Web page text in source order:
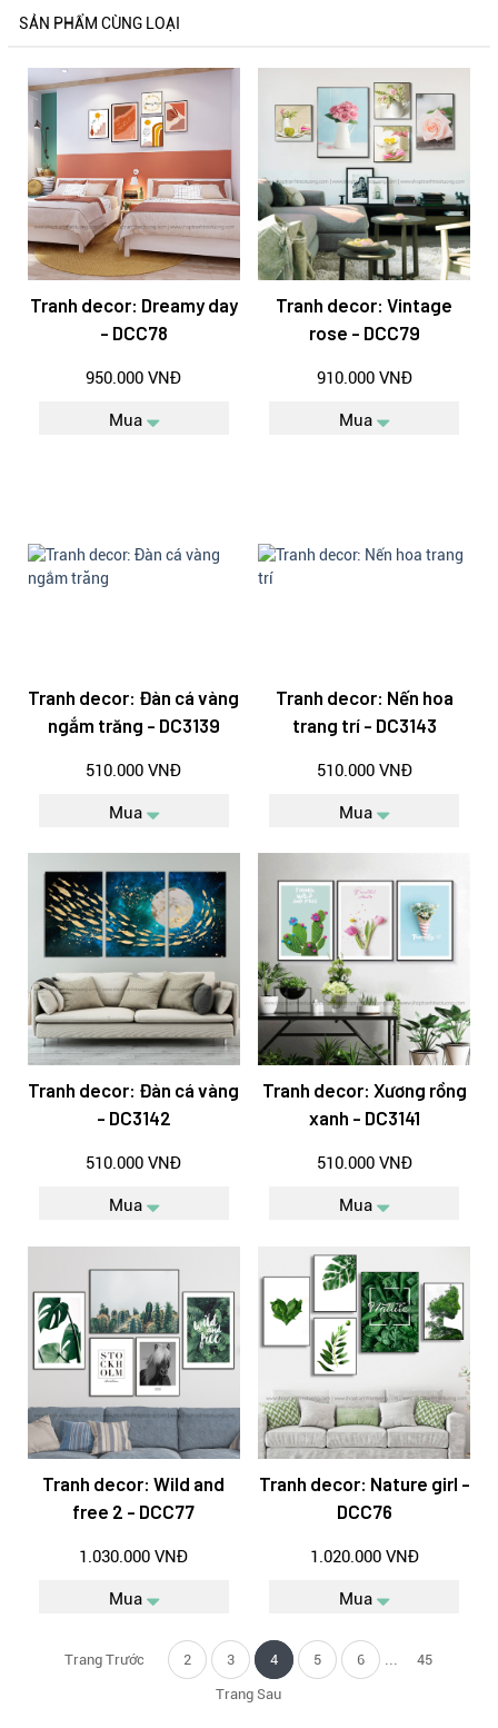
SẢN PHẨM CÙNG LOẠI
Tranh decor: Dreamy day
- DCC78
950.000 VNĐ
Mua
Tranh decor: Vintage
rose - DCC79
910.000 VNĐ
Mua
Tranh decor: Đàn cá vàng
ngắm trăng - DC3139
510.000 VNĐ
Mua
Tranh decor: Nến hoa
trang trí - DC3143
510.000 VNĐ
Mua
Tranh decor: Đàn cá vàng
- DC3142
510.000 VNĐ
Mua
Tranh decor: Xương rồng
xanh - DC3141
510.000 VNĐ
Mua
Tranh decor: Wild and
free 2 - DCC77
1.030.000 VNĐ
Mua
Tranh decor: Nature girl -
DCC76
1.020.000 VNĐ
Mua
Trang Trước 2 3 4 5 6 45
Trang Sau